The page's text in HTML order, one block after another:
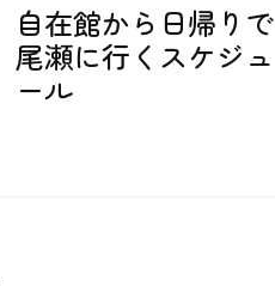
自在館から日帰りで
尾瀬に行くスケジュ
ール